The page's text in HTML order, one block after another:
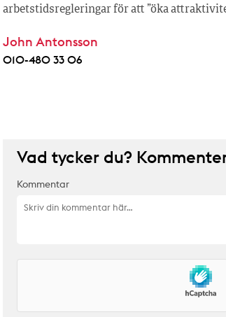
arbetstidsregleringar för att ”öka
John Antonsson
010-480 33 06
Vad tycker du?
Kommentar